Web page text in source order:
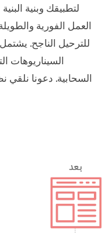
لتطبيقك وبنية
العمل الفورية
السيناريوهات
السحابية. دعونا